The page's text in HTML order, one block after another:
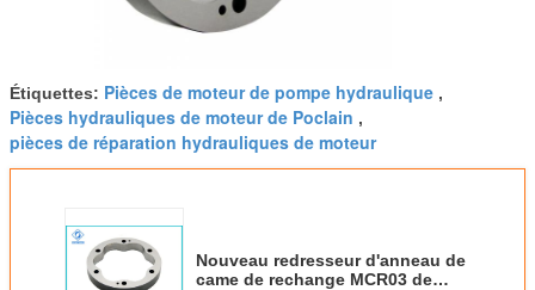
Étiquettes: Pièces de moteur de pompe hydraulique ,
Pièces hydrauliques de moteur de Poclain ,
pièces de réparation hydrauliques de moteur
Nouveau redresseur d'anneau de
came de rechange MCR03 de